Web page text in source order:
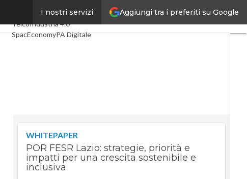
Aggiungi tra i preferiti su Google
I nostri servizi
Ultimi articoliDigital Economy
TelcoIndustria 4.0
SpacEconomyPA Digitale
WHITEPAPER
POR FESR Lazio: strategie, priorità e
impatti per una crescita sostenibile e
inclusiva